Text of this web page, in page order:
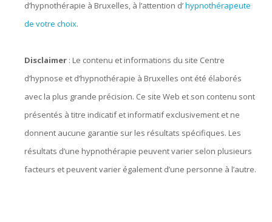
d’hypnothérapie à Bruxelles, à l’attention d’hypnothérapeute
de votre choix.
Disclaimer : Le contenu et informations du site Centre
d’hypnose et d’hypnothérapie à Bruxelles ont été élaborés
avec la plus grande précision. Ce site Web et son contenu sont
présentés à titre indicatif et informatif exclusivement et ne
donnent aucune garantie sur les résultats spécifiques. Les
résultats d’une hypnothérapie peuvent varier selon plusieurs
facteurs et peuvent varier également d’une personne à l’autre.